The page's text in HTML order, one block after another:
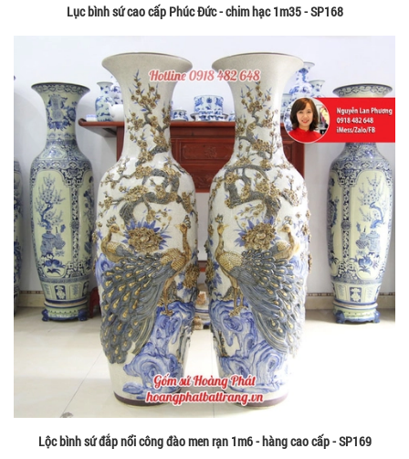
Lục bình sứ cao cấp Phúc Đức - chim hạc 1m35 - SP168
Lộc bình sứ đắp nổi công đào men rạn 1m6 - hàng cao cấp - SP169